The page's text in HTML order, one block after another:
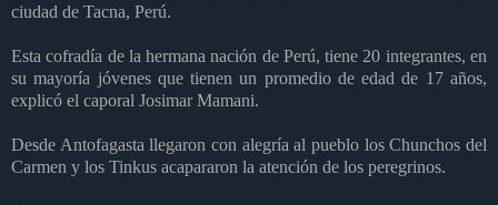
ciudad de Tacna, Perú.
Esta cofradía de la hermana nación de Perú, tiene 20 integrantes, en
su mayoría jóvenes que tienen un promedio de edad de 17 años,
explicó el caporal Josimar Mamani.
Desde Antofagasta llegaron con alegría al pueblo los Chunchos del
Carmen y los Tinkus acapararon la atención de los peregrinos.